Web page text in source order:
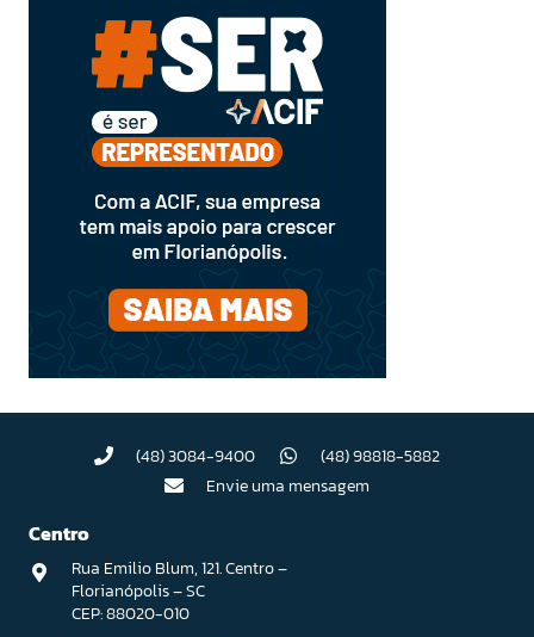
(48) 3084-9400
(48) 98818-5882
Envie uma mensagem
Centro
Rua Emilio Blum, 121. Centro –
Florianópolis – SC
CEP: 88020-010